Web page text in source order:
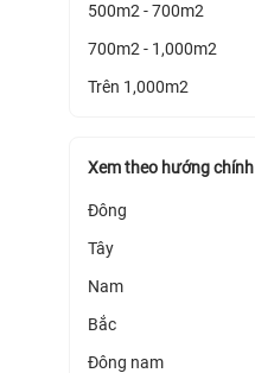
500m2 - 700m2
700m2 - 1,000m2
Trên 1,000m2
Xem theo hướng chính
Đông
Tây
Nam
Bắc
Đông nam